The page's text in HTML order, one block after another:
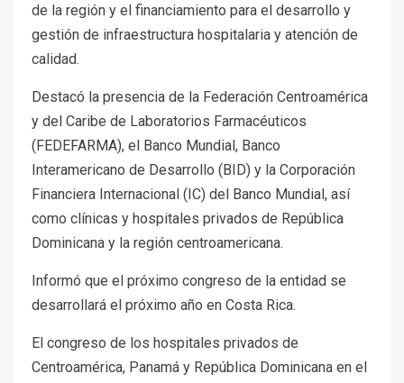
de la región y el financiamiento para el desarrollo y
gestión de infraestructura hospitalaria y atención de
calidad.
Destacó la presencia de la Federación Centroamérica
y del Caribe de Laboratorios Farmacéuticos
(FEDEFARMA), el Banco Mundial, Banco
Interamericano de Desarrollo (BID) y la Corporación
Financiera Internacional (IC) del Banco Mundial, así
como clínicas y hospitales privados de República
Dominicana y la región centroamericana.
Informó que el próximo congreso de la entidad se
desarrollará el próximo año en Costa Rica.
El congreso de los hospitales privados de
Centroamérica, Panamá y República Dominicana en el